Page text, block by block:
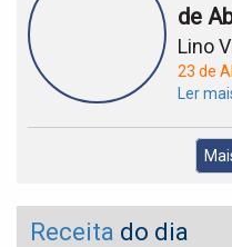
de
Lino
23 de
Ler
Receita do dia